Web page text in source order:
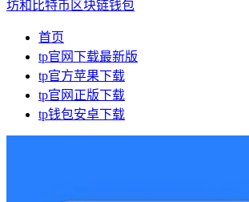
首页
tp官网下载最新版
tp官方苹果下载
tp官网正版下载
tp钱包安卓下载